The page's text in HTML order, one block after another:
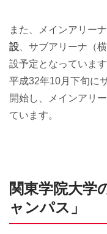
また、メインアリー
設 、サブアリーナ（
設予定となっています
平成32年10月下旬に
開始し、メインアリ
ています。
関東学院大学
ャンパス」